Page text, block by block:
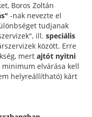
Boros Zoltán
-nak nevezte el
tudjanak
ill. speciális
között. Erre
mert ajtót nyitni
minimum elvárása kell
helyreállítható) kárt